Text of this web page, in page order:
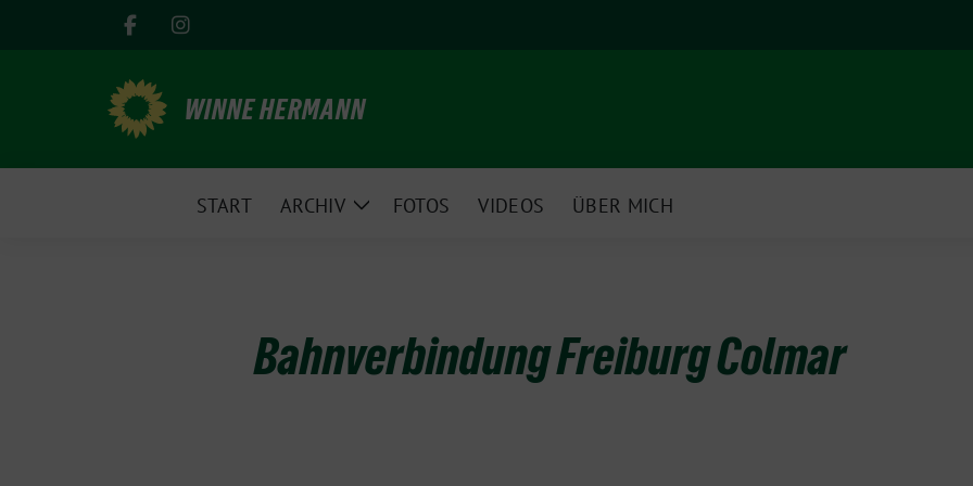
WINNE HERMANN
START ARCHIV
ZeigeFOTOS VIDEOS ÜBER MICH
Bahnverbindung Freiburg Colmar